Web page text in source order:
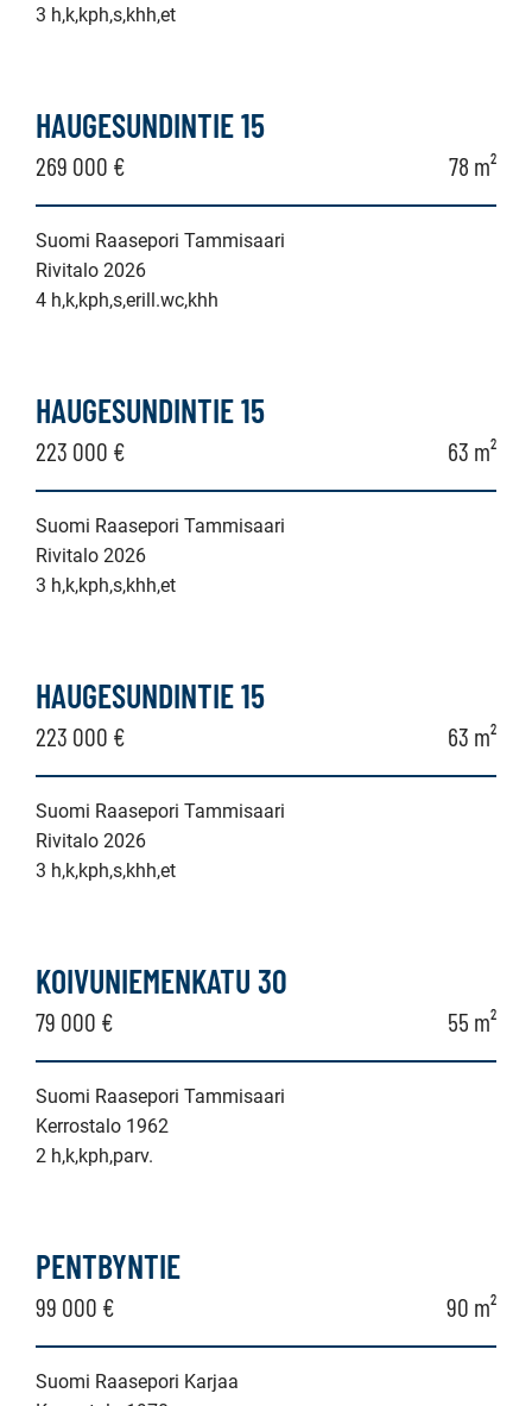
3 h,k,kph,s,khh,et
HAUGESUNDINTIE 15
269 000 € 78 m²
Suomi Raasepori Tammisaari
Rivitalo 2026
4 h,k,kph,s,erill.wc,khh
HAUGESUNDINTIE 15
223 000 € 63 m²
Suomi Raasepori Tammisaari
Rivitalo 2026
3 h,k,kph,s,khh,et
HAUGESUNDINTIE 15
223 000 € 63 m²
Suomi Raasepori Tammisaari
Rivitalo 2026
3 h,k,kph,s,khh,et
KOIVUNIEMENKATU 30
79 000 € 55 m²
Suomi Raasepori Tammisaari
Kerrostalo 1962
2 h,k,kph,parv.
PENTBYNTIE
99 000 € 90 m²
Suomi Raasepori Karjaa